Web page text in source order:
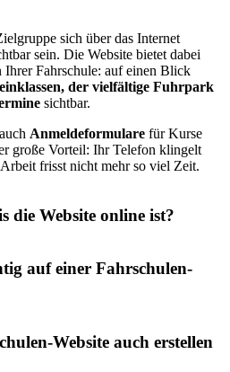
sich über das Internet
sein. Die Website bietet dabei
Ihrer Fahrschule: auf einen Blick
der vielfältige Fuhrpark
sichtbar.
Anmeldeformulare für Kurse
große Vorteil: Ihr Telefon klingelt
frisst nicht mehr so viel Zeit.
die Website online ist?
auf einer Fahrschulen-
Website auch erstellen